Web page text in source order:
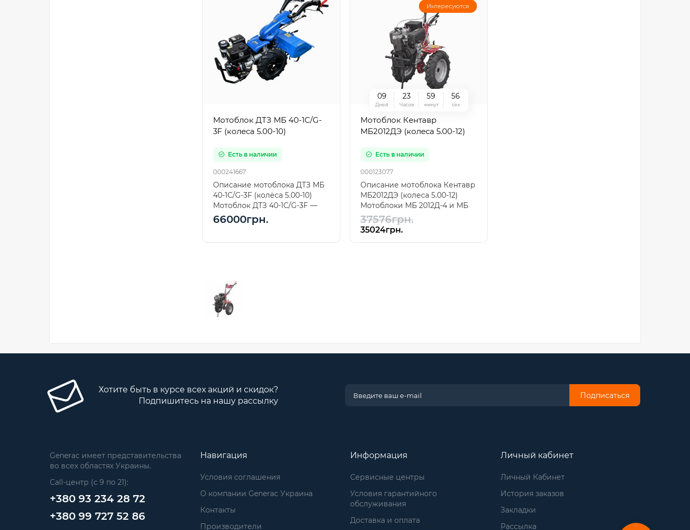
Мотоблок ДТЗ МБ 40-1С/G-
3F (колеса 5.00-10)
Есть в наличии
000241667
Описание мотоблока ДТЗ МБ
40-1С/G-3F (колёса 5.00-10)
Мотоблок ДТЗ 40-1С/G-3F —
новинка в линейке м..
66000грн.
Интересуются
09
Дней
23
Часов
59
минут
56
сек
Мотоблок Кентавр
МБ2012ДЭ (колеса 5.00-12)
Есть в наличии
000123077
Описание мотоблока Кентавр
МБ2012ДЭ (колеса 5.00-12)
Мотоблоки МБ 2012Д-4 и МБ
2012ДЭ — самые мощные..
37576грн.
35024грн.
Хотите быть в курсе всех акций и скидок?
Подпишитесь на нашу рассылку
Подписаться
Generac имеет представительства
во всех областях Украины.
Call-центр (с 9 по 21):
+380 93 234 28 72
+380 99 727 52 86
Навигация
Условия соглашения
О компании Generac Украина
Контакты
Производители
Информация
Сервисные центры
Условия гарантийного
обслуживания
Доставка и оплата
Личный кабинет
Личный Кабинет
История заказов
Закладки
Рассылка